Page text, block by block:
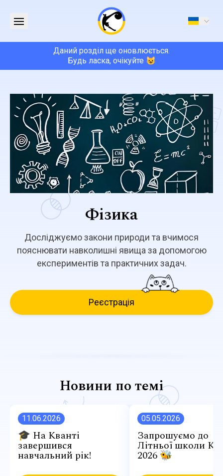
Даний розділ ще оновлюється.
Будь ласка, очікуйте 😺
Фізика
Досліджуємо закони природи та вчимося
пояснювати навколишні явища за допомогою
експериментів та практичних задач.
Реєстрація
Новини по темі
11.06.2026
🎓 На Кванті
завершився
навчальний рік!
05.05.2026
Запрошуємо до
Літньої школи
2026 🐝